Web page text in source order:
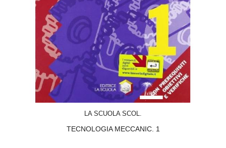
LA SCUOLA SCOL.
TECNOLOGIA MECCANIC. 1